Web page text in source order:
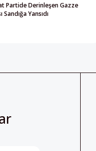
Partide Derinleşen Gazze
Sandığa Yansıdı